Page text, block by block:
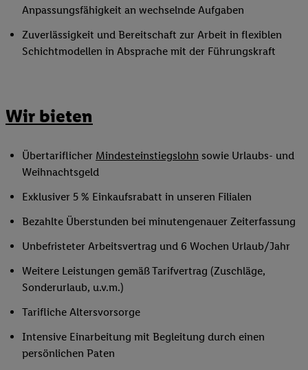
Anpassungsfähigkeit an wechselnde Aufgaben
Zuverlässigkeit und Bereitschaft zur Arbeit in flexiblen
Schichtmodellen in Absprache mit der Führungskraft
Wir bieten
Übertariflicher Mindesteinstiegslohn sowie Urlaubs- und
Weihnachtsgeld
Exklusiver 5 % Einkaufsrabatt in unseren Filialen
Bezahlte Überstunden bei minutengenauer Zeiterfassung
Unbefristeter Arbeitsvertrag und 6 Wochen Urlaub/Jahr
Weitere Leistungen gemäß Tarifvertrag (Zuschläge,
Sonderurlaub, u.v.m.)
Tarifliche Altersvorsorge
Intensive Einarbeitung mit Begleitung durch einen
persönlichen Paten